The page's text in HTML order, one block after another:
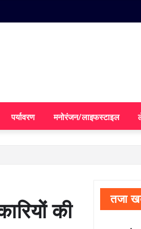
पर्यावरण मनोरंजन/लाइफस्टाइल
की तजा